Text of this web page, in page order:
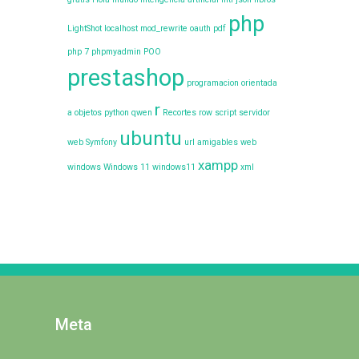
LightShot localhost mod_rewrite oauth pdf php
php 7 phpmyadmin POO
prestashop programacion orientada
a objetos python qwen r Recortes row script servidor
web Symfony ubuntu url amigables web
windows Windows 11 windows11 xampp xml
Meta